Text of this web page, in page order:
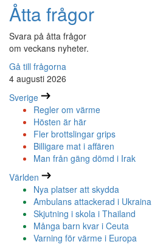
Åtta frågor
Svara på åtta frågor
om veckans nyheter.
Gå till frågorna
4 augusti 2026
Sverige
Regler om värme
Hösten är här
Fler brottslingar grips
Billigare mat i affären
Man från gäng dömd i Irak
Världen
Nya platser att skydda
Ambulans attackerad i Ukraina
Skjutning i skola i Thailand
Många barn kvar i Ceuta
Varning för värme i Europa